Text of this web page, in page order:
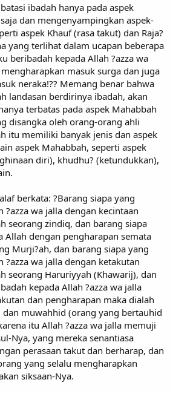
ibadah hanya pada aspek
dan mengenyampingkan aspek-
aspek Khauf (rasa takut) dan Raja?
yang terlihat dalam ucapan beberapa
beribadah kepada Allah ?azza wa
masuk surga dan juga
neraka!?? Memang benar bahwa
landasan berdirinya ibadah, akan
terbatas pada aspek Mahabbah
disangka oleh orang-orang ahli
itu memiliki banyak jenis dan aspek
aspek Mahabbah, seperti aspek
diri), khudhu? (ketundukkan),
berkata: ?Barang siapa yang
?azza wa jalla dengan kecintaan
seorang zindiq, dan barang siapa
Allah dengan pengharapan semata
Murji?ah, dan barang siapa yang
?azza wa jalla dengan ketakutan
seorang Haruriyyah (Khawarij), dan
kepada Allah ?azza wa jalla
dan pengharapan maka dialah
muwahhid (orang yang bertauhid
itu Allah ?azza wa jalla memuji
Nya, yang mereka senantiasa
perasaan takut dan berharap, dan
yang selalu mengharapkan
siksaan-Nya.